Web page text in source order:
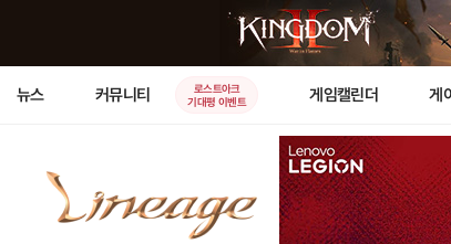
뉴스 커뮤니티
로스트아크
기대평 이벤트
게임캘린더 게